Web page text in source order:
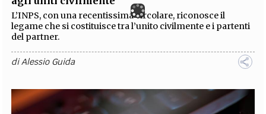
L’INPS, con una recentissima circolare, riconosce il
legame che si costituisce tra l’unito civilmente e i partenti
del partner.
diAlessio Guida